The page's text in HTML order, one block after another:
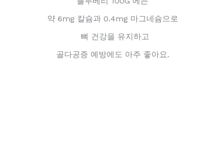
약 6mg 칼슘과 0.4mg 마그네슘으로
뼈 건강을 유지하고
골다공증 예방에도 아주 좋아요.